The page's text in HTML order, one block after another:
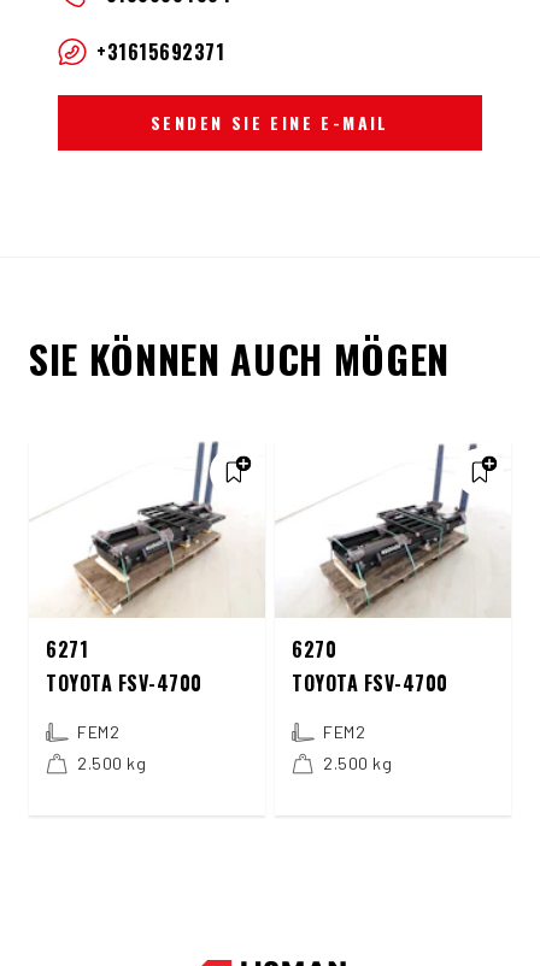
+31615692371
SENDEN SIE EINE E-MAIL
SIE KÖNNEN AUCH MÖGEN
6271
TOYOTA FSV-4700
FEM2
2.500 kg
6270
TOYOTA FSV-4700
FEM2
2.500 kg